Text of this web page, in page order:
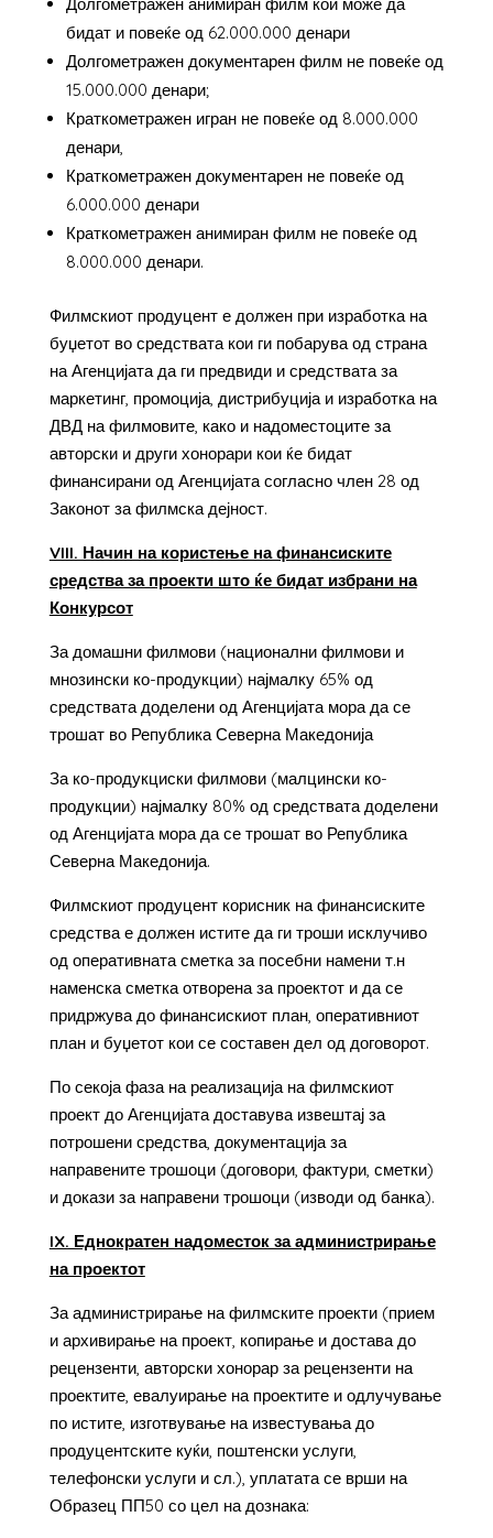
бидат и повеќе од 62.000.000 денари
Долгометражен документарен филм не повеќе од
15.000.000 денари;
Краткометражен игран не повеќе од 8.000.000
денари,
Краткометражен документарен не повеќе од
6.000.000 денари
Краткометражен анимиран филм не повеќе од
8.000.000 денари.
Филмскиот продуцент е должен при изработка на
буџетот во средствата кои ги побарува од страна
на Агенцијата да ги предвиди и средствата за
маркетинг, промоција, дистрибуција и изработка на
ДВД на филмовите, како и надоместоците за
авторски и други хонорари кои ќе бидат
финансирани од Агенцијата согласно член 28 од
Законот за филмска дејност.
VIII. Начин на користење на финансиските
средства за проекти што ќе бидат избрани на
Конкурсот
За домашни филмови (национални филмови и
мнозински ко-продукции) најмалку 65% од
средствата доделени од Агенцијата мора да се
трошат во Република Северна Македонија
За ко-продукциски филмови (малцински ко-
продукции) најмалку 80% од средствата доделени
од Агенцијата мора да се трошат во Република
Северна Македонија.
Филмскиот продуцент корисник на финансиските
средства е должен истите да ги троши исклучиво
од оперативната сметка за посебни намени т.н
наменска сметка отворена за проектот и да се
придржува до финансискиот план, оперативниот
план и буџетот кои се составен дел од договорот.
По секоја фаза на реализација на филмскиот
проект до Агенцијата доставува извештај за
потрошени средства, документација за
направените трошоци (договори, фактури, сметки)
и докази за направени трошоци (изводи од банка).
IX. Еднократен надоместок за администрирање
на проектот
За администрирање на филмските проекти (прием
и архивирање на проект, копирање и достава до
рецензенти, авторски хонорар за рецензенти на
проектите, евалуирање на проектите и одлучување
по истите, изготвување на известувања до
продуцентските куќи, поштенски услуги,
телефонски услуги и сл.), уплатата се врши на
Образец ПП50 со цел на дознака: